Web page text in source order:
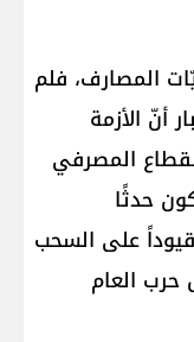
المصارف، فلم
أنّ الأزمة
المصرفي
حدثًا
على السحب
العام